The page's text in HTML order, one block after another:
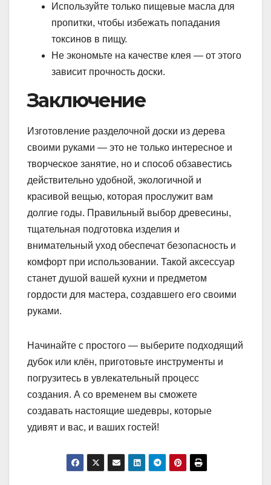
Используйте только пищевые масла для
пропитки, чтобы избежать попадания
токсинов в пищу.
Не экономьте на качестве клея — от этого
зависит прочность доски.
Заключение
Изготовление разделочной доски из дерева
своими руками — это не только интересное и
творческое занятие, но и способ обзавестись
действительно удобной, экологичной и
красивой вещью, которая прослужит вам
долгие годы. Правильный выбор древесины,
тщательная подготовка изделия и
внимательный уход обеспечат безопасность и
комфорт при использовании. Такой аксессуар
станет душой вашей кухни и предметом
гордости для мастера, создавшего его своими
руками.
Начинайте с простого — выберите подходящий
дубок или клён, приготовьте инструменты и
погрузитесь в увлекательный процесс
создания. А со временем вы сможете
создавать настоящие шедевры, которые
удивят и вас, и ваших гостей!